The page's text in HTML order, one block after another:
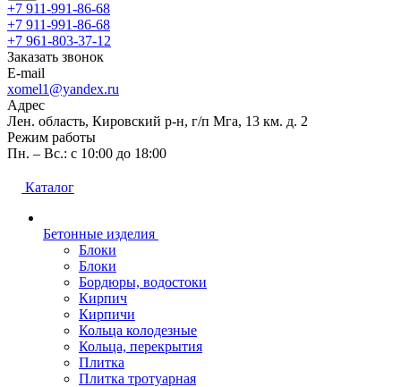
+7 911-991-86-68
+7 911-991-86-68
+7 961-803-37-12
Заказать звонок
E-mail
xomel1@yandex.ru
Адрес
Лен. область, Кировский р-н, г/п Мга, 13 км. д. 2
Режим работы
Пн. – Вс.: с 10:00 до 18:00
Каталог
Бетонные изделия
Блоки
Блоки
Бордюры, водостоки
Кирпич
Кирпичи
Кольца колодезные
Кольца, перекрытия
Плитка
Плитка тротуарная